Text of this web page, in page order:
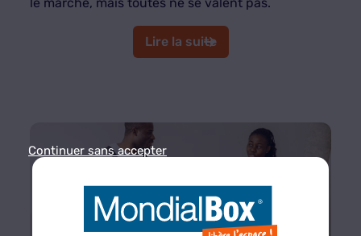
Lire la suite
Continuer sans accepter